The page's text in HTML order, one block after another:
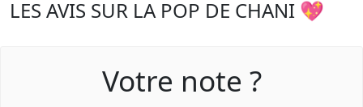
LES AVIS SUR LA POP DE CHANI 💖
Votre note ?